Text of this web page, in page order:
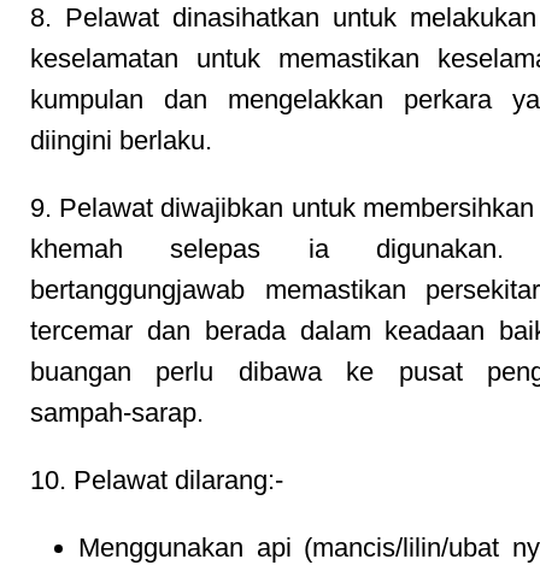
8. Pelawat dinasihatkan untuk
keselamatan untuk memastikan
kumpulan dan mengelakkan perkara
diingini berlaku.
9. Pelawat diwajibkan untuk
khemah selepas ia digunakan.
bertanggungjawab memastikan
tercemar dan berada dalam keadaan
buangan perlu dibawa ke pusat
sampah-sarap.
10. Pelawat dilarang:-
Menggunakan api (mancis/lilin/ubat